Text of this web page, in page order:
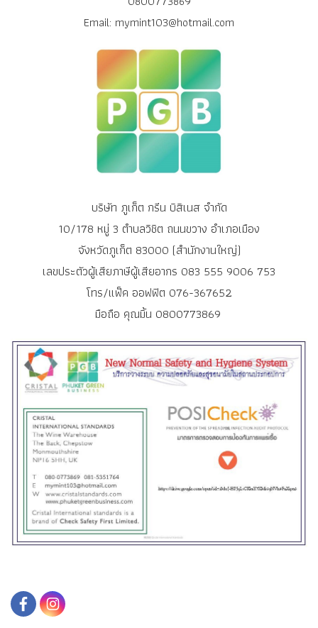
Email: mymint103@hotmail.com
บริษัท ภูเก็ต กรีน บิสิเนส จำกัด
10/178 หมู่ 3 ตำบลวิชิต ถนนขวาง อำเภอเมือง
จังหวัดภูเก็ต 83000 (สำนักงานใหญ่)
เลขประตัวผู้เสียภาษีผู้เสียอากร 083 555 9006 753
โทร/แฟ็ค ออฟฟิต 076-367652
มือถือ คุณมิ้น 0800773869